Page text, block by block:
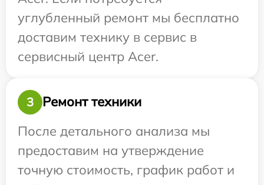
углубленный ремонт мы бесплатно
доставим технику в сервис в
сервисный центр Acer.
3
Ремонт техники
После детального анализа мы
предоставим на утверждение
точную стоимость, график работ и